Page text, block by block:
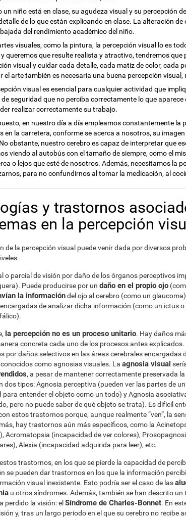
un niño está en clase, su agudeza visual y su percepción
de lo que están explicando en clase. La alteración
del rendimiento académico del niño.
visuales, como la pintura, la percepción visual lo es
queremos que resulte realista y atractivo, tendremos que
visual y cuidar cada detalle, cada matiz de color, cada
el arte también es necesaria una buena percepción visual,
visual es esencial para cualquier actividad que
seguridad que no perciba correctamente lo que
realizar correctamente su trabajo.
en nuestro día a día empleamos constantemente la
en la carretera, conforme se acerca a nosotros, su
obstante, nuestro cerebro es capaz de interpretar que
viendo al autobús con el tamaño de siempre, como el
o lejos que esté de nosotros. Además, necesitamos la
para no confundirnos al tomar la medicación, al
y trastornos
en la percepción
de la percepción visual puede venir dada por diversos
o parcial de visión por daño de los órganos perceptivos
Puede producirse por un daño en el propio ojo
la informacióndel ojo al cerebro (como un
encargadas de analizar dicha información (como un ictus
la percepción no es un proceso unitario. Hay daños
concreta cada uno de los procesos antes
por daños selectivos en las áreas cerebrales encargadas
como agnosias visuales. La agnosia visual
, a pesar de mantener correctamente preservada
dos tipos: Agnosia perceptiva (pueden ver las partes de
para entender el objeto como un todo) y Agnosia
pero no puede saber de qué objeto se trata). Es difícil
estos trastornos porque, aunque realmente “ven”, la
hay trastornos aún más específicos, como la
Acromatopsia (incapacidad de ver colores),
Alexia (incapacidad adquirida para leer), etc.
trastornos, en los que se pierde la capacidad de
se pueden dar trastornos en los que la información
visual inexistente. Esto podría ser el caso de las
u otros síndromes. Además, también se han descrito un
perdido la visión: el Síndrome de Charles-Bonnet. En
y, tras un largo periodo en el que su cerebro no recibe